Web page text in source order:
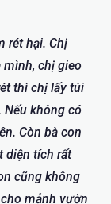
rét hại. Chị
chị gieo
thì chị lấy túi
Nếu không có
Còn bà con
diện tích rất
cũng không
mảnh vườn